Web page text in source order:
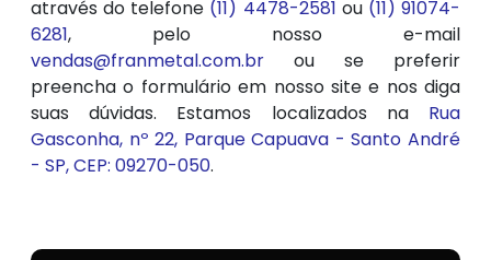
através do telefone (11) 4478-2581 ou (11) 91074-
6281, pelo nosso e-mail
vendas@franmetal.com.br ou se preferir
preencha o formulário em nosso site e nos diga
suas dúvidas. Estamos localizados na Rua
Gasconha, nº 22, Parque Capuava - Santo André
- SP, CEP: 09270-050.